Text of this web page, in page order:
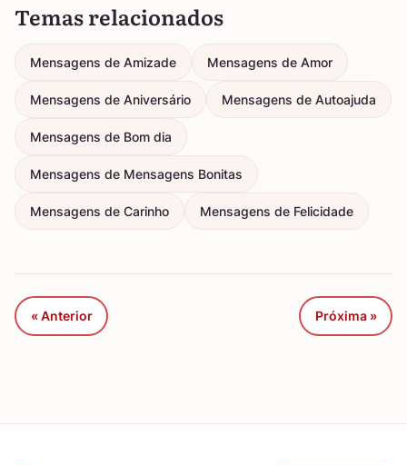
Temas relacionados
Mensagens de Amizade Mensagens de Amor
Mensagens de Aniversário Mensagens de Autoajuda
Mensagens de Bom dia
Mensagens de Mensagens Bonitas
Mensagens de Carinho Mensagens de Felicidade
« Anterior Próxima »